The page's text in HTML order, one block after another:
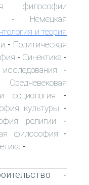
философии
- Немецкая
и теория
- Политическая
- Синектика -
-
Средневековая
социология -
культуры -
религии -
философия -
-
-